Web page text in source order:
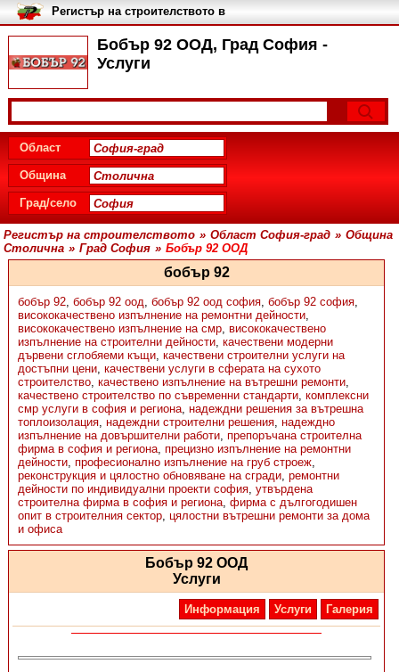
Бобър 92 ООД, Град София -
Услуги
Регистър на строителството в
България
Област
Община
Град/село
Регистър на строителството » Област София-град » Община
Столична » Град София » Бобър 92 ООД
бобър 92
бобър 92, бобър 92 оод, бобър 92 оод софия, бобър 92 софия,
висококачествено изпълнение на ремонтни дейности,
висококачествено изпълнение на смр, висококачествено
изпълнение на строителни дейности, качествени модерни
дървени сглобяеми къщи, качествени строителни услуги на
достъпни цени, качествени услуги в сферата на сухото
строителство, качествено изпълнение на вътрешни ремонти,
качествено строителство по съвременни стандарти, комплексни
смр услуги в софия и региона, надеждни решения за вътрешна
топлоизолация, надеждни строителни решения, надеждно
изпълнение на довършителни работи, препоръчана строителна
фирма в софия и региона, прецизно изпълнение на ремонтни
дейности, професионално изпълнение на груб строеж,
реконструкция и цялостно обновяване на сгради, ремонтни
дейности по индивидуални проекти софия, утвърдена
строителна фирма в софия и региона, фирма с дългогодишен
опит в строителния сектор, цялостни вътрешни ремонти за дома
и офиса
Бобър 92 ООД
Услуги
Информация Услуги Галерия